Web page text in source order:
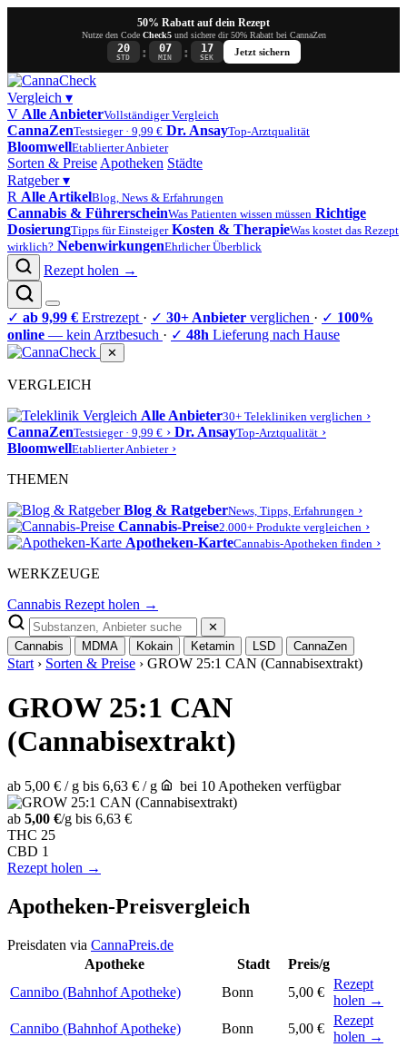
50% Rabatt auf dein Rezept
Nutze den Code Check5und sichere dir 50% Rabatt bei CannaZen
20
STD : 07
MIN : 17
SEK
Jetzt sichern
Vergleich ▾
V Alle AnbieterVollständiger Vergleich
CannaZenTestsieger · 9,99 € Dr. AnsayTop-Arztqualität
BloomwellEtablierter Anbieter
Sorten & Preise Apotheken Städte
Ratgeber▾
R Alle ArtikelBlog, News & Erfahrungen
Cannabis & FührerscheinWas Patienten wissen müssen Richtige
DosierungTipps für Einsteiger Kosten & TherapieWas kostet das Rezept
wirklich? NebenwirkungenEhrlicher Überblick
Rezept holen →
✓ ab 9,99 € Erstrezept · ✓ 30+ Anbieter verglichen · ✓ 100%
online — kein Arztbesuch · ✓ 48h Lieferung nach Hause
✕
VERGLEICH
Alle Anbieter30+ Telekliniken verglichen ›
CannaZenTestsieger · 9,99 € › Dr. AnsayTop-Arztqualität ›
BloomwellEtablierter Anbieter ›
THEMEN
Blog & RatgeberNews, Tipps, Erfahrungen ›
Cannabis-Preise2.000+ Produkte vergleichen ›
Apotheken-KarteCannabis-Apotheken finden ›
WERKZEUGE
Cannabis Rezept holen →
✕
Cannabis
MDMA Kokain Ketamin LSD CannaZen
Start › Sorten & Preise › GROW 25:1 CAN (Cannabisextrakt)
GROW 25:1 CAN
(Cannabisextrakt)
ab 5,00 € / g bis 6,63 € / g bei 10 Apotheken verfügbar
ab 5,00 €/g bis 6,63 €
THC 25
CBD 1
Rezept holen →
Apotheken-Preisvergleich
Preisdaten via CannaPreis.de
Apotheke
Stadt
Preis/g
Cannibo (Bahnhof Apotheke)
Bonn 5,00 €
Rezept
holen →
Cannibo (Bahnhof Apotheke)
Bonn 5,00 €
Rezept
holen →